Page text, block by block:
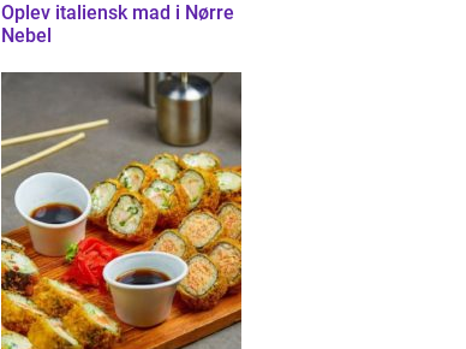
Oplev italiensk mad i Nørre
Nebel